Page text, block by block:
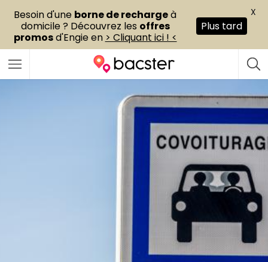
Besoin d'une borne de rechargeà
domicile ? Découvrez les offres
promosd'Engie en > Cliquant ici ! <
Plus tard
X